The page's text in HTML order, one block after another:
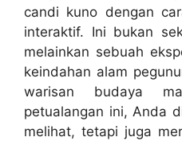
candi kuno dengan
interaktif. Ini bukan
melainkan sebuah
keindahan alam
warisan budaya
petualangan ini, Anda
melihat, tetapi juga